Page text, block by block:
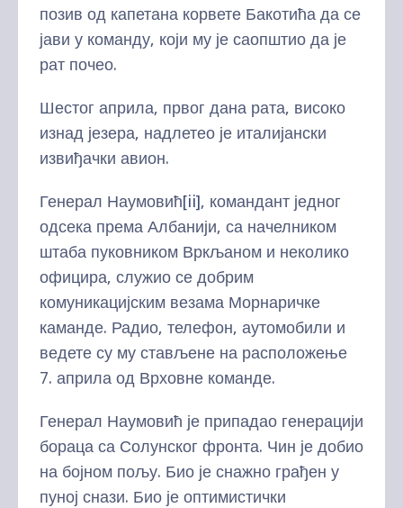
позив од капетана корвете Бакотића да се
јави у команду, који му је саопштио да је
рат почео.
Шестог априла, првог дана рата, високо
изнад језера, надлетео је италијански
извиђачки авион.
Генерал Наумовић[ii], командант једног
одсека према Албанији, са начелником
штаба пуковником Вркљаном и неколико
официра, служио се добрим
комуникацијским везама Морнаричке
каманде. Радио, телефон, аутомобили и
ведете су му стављене на расположење
7. априла од Врховне команде.
Генерал Наумовић је припадао генерацији
бораца са Солунског фронта. Чин је добио
на бојном пољу. Био је снажно грађен у
пуној снази. Био је оптимистички